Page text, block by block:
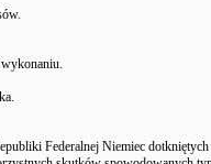
Federalnej Niemiec dotkniętych